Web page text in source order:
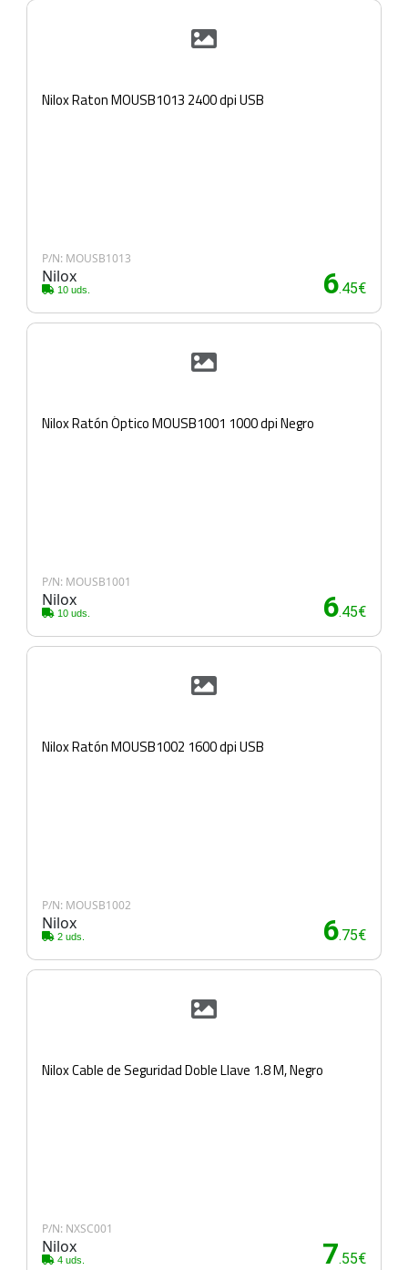
Nilox Raton MOUSB1013 2400 dpi USB
P/N: MOUSB1013
Nilox
10 uds. 6.45€
Nilox Ratón Óptico MOUSB1001 1000 dpi Negro
P/N: MOUSB1001
Nilox
10 uds. 6.45€
Nilox Ratón MOUSB1002 1600 dpi USB
P/N: MOUSB1002
Nilox
2 uds. 6.75€
Nilox Cable de Seguridad Doble Llave 1.8 M, Negro
P/N: NXSC001
Nilox
4 uds. 7.55€